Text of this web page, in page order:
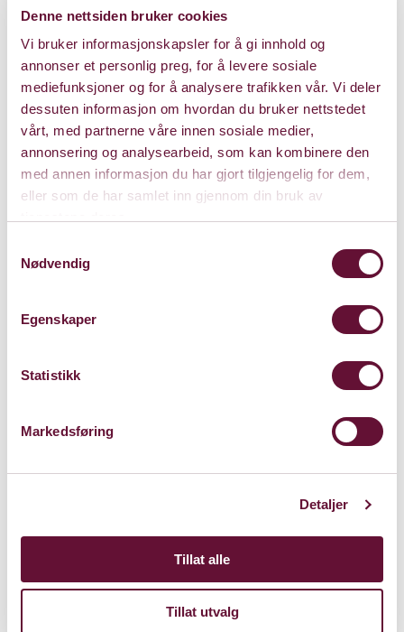
Denne nettsiden bruker cookies
Vi bruker informasjonskapsler for å gi innhold og
annonser et personlig preg, for å levere sosiale
mediefunksjoner og for å analysere trafikken vår. Vi deler
dessuten informasjon om hvordan du bruker nettstedet
vårt, med partnerne våre innen sosiale medier,
annonsering og analysearbeid, som kan kombinere den
med annen informasjon du har gjort tilgjengelig for dem,
eller som de har samlet inn gjennom din bruk av
Nødvendig
Egenskaper
Statistikk
Markedsføring
Detaljer
Tillat alle
Tillat utvalg